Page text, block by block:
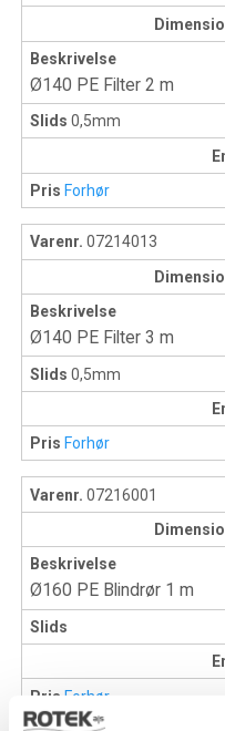
Beskrivelse
Ø140 PE Filter 2 m
Slids 0,5mm
Pris Forhør
Varenr. 07214013
Beskrivelse
Ø140 PE Filter 3 m
Slids 0,5mm
Pris Forhør
Varenr. 07216001
Beskrivelse
Ø160 PE Blindrør 1 m
Slids
Pris Forhør